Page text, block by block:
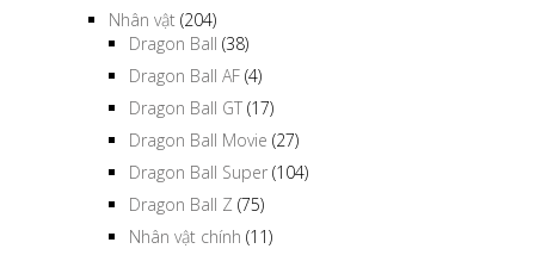
Nhân vật (204)
Dragon Ball (38)
Dragon Ball AF (4)
Dragon Ball GT (17)
Dragon Ball Movie (27)
Dragon Ball Super (104)
Dragon Ball Z (75)
Nhân vật chính (11)